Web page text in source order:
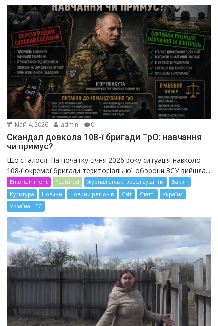
Май 4, 2026 admin 0
Скандал довкола 108-ї бригади ТрО: навчання
чи примус?
Що сталося: На початку січня 2026 року ситуація навколо
108-ї окремої бригади територіальної оборони ЗСУ вийшла...
Entertainment Featured Журналістські розслідування
Закон
Культура
Новини Новини регіонів Світ Статті
Україна
Україна - ЄС